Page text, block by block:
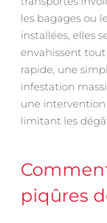
les bagages ou
installées, elles
envahissent
rapide, une
infestation
une intervention
limitant les
piqûres